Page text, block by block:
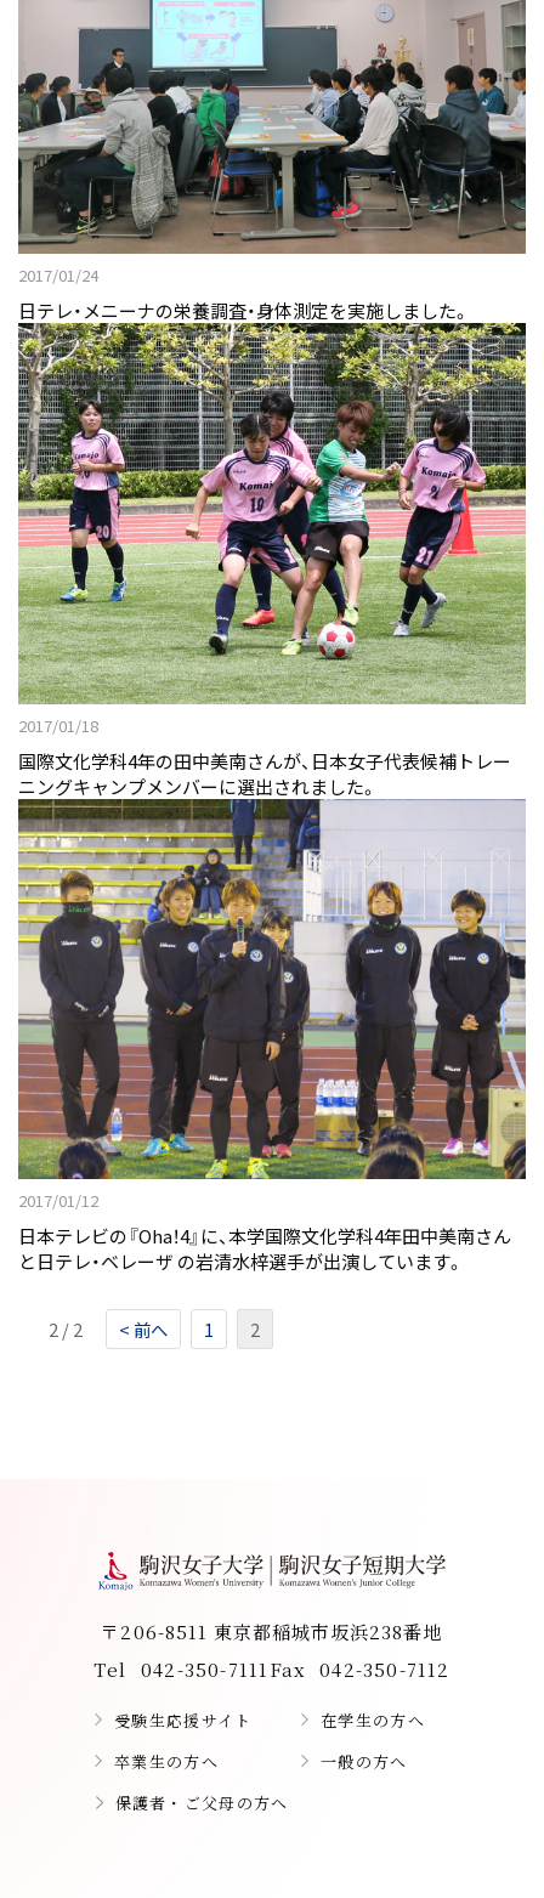
2017/01/24
日テレ・メニーナの栄養調査・身体測定を実施しました。
2017/01/18
国際文化学科4年の田中美南さんが、日本女子代表候補トレー
ニングキャンプメンバーに選出されました。
2017/01/12
日本テレビの『Oha！4』に、本学国際文化学科4年田中美南さん
と日テレ・ベレーザ の岩清水梓選手が出演しています。
2 / 2 < 前へ 1 2
〒206-8511 東京都稲城市坂浜238番地
Tel
042-350-7111 Fax 042-350-7112
受験生応援サイト
在学生の方へ
卒業生の方へ
一般の方へ
保護者・ご父母の方へ